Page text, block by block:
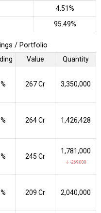
4.51%
95.49%
/ Portfolio
Value
Quantity
₹267 Cr 3,350,000
₹264 Cr 1,426,428
₹245 Cr
1,781,000
↓ -269,000
₹209 Cr 2,040,000